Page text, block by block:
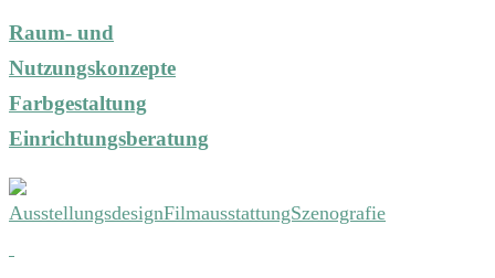
Raum- und
Nutzungskonzepte
Farbgestaltung
Einrichtungsberatung